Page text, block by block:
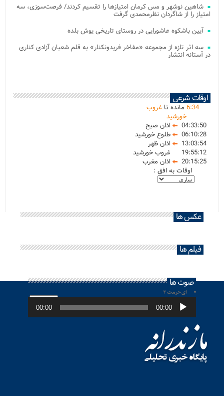
شاهین نوشهر و مس کرمان امتیازها را تقسیم کردند/ فرصت‌سوزی، سه
امتیاز را از شاگردان نظرمحمدی گرفت
آیین باشکوه عاشورایی در روستای تاریخی یوش بلده
سه اثر تازه از مجموعه «مفاخر فریدونکنار» به قلم شعبان آزادی کناری
در آستانه انتشار
اوقات شرعی
6:34 مانده تاغروب
خورشید
04:33:50
اذان صبح
06:10:28
طلوع خورشید
13:03:54
اذان ظهر
19:55:12
غروب خورشید
20:15:25
اذان مغرب
اوقات به افق :
عکس ها
فیلم ها
صوت ها
ای حرمت ۲
پخش‌کننده
صوت 00:00
00:00